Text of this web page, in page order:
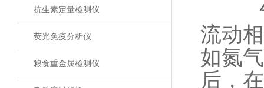
抗生素定量检测仪
荧光免疫分析仪
粮食重金属检测仪
气
流动
如氮
后，